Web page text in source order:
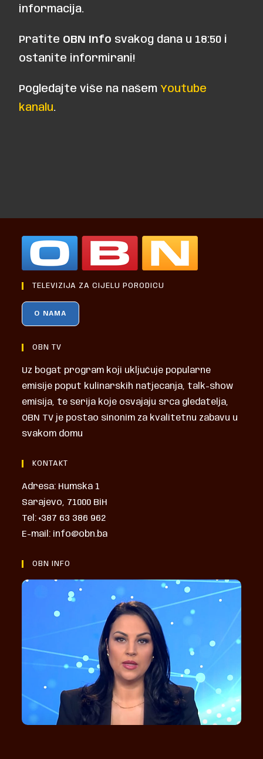
informacija.
Pratite OBN Info svakog dana u 18:50 i
ostanite informirani!
Pogledajte više na našemYoutube
kanalu.
TELEVIZIJA ZA CIJELU PORODICU
O NAMA
OBN TV
Uz bogat program koji uključuje popularne
emisije poput kulinarskih natjecanja, talk-show
emisija, te serija koje osvajaju srca gledatelja,
OBN TV je postao sinonim za kvalitetnu zabavu u
svakom domu
KONTAKT
Adresa: Humska 1
Sarajevo, 71000 BiH
Tel: +387 63 386 962
E-mail: info@obn.ba
OBN INFO